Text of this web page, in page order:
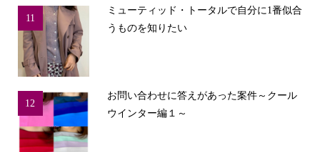
11
ミューティッド・トータルで自分に1番似合
うものを知りたい
12
お問い合わせに答えがあった案件～クール
ウインター編１～